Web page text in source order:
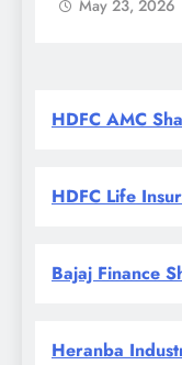
HDFC AMC
HDFC Life
Bajaj Finance
Heranba